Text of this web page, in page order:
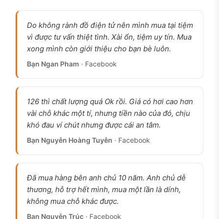
iPhone 14 Plus cũ Siêu lướt, pin 100%, sạc chưa
quá 100 lần, ảnh thật tại cửa hàng 126.vn
iPhone 14 Plus cũ có đáng mua không?
Đáng mua nếu thuộc một trong ba nhóm: cần màn
hình 6,7 inch mà không có ngân sách cho 15 Plus,
ưu tiên pin dùng được 1,5 ngày không cần sạc dọc
đường, hoặc không quan tâm Dynamic Island hay
Apple Intelligence. iPhone 14 Plus ra mắt tháng
10/2022, nhưng A15 Bionic vẫn đủ mượt cho mọi
tác vụ văn phòng, mạng xã hội, xem phim, chụp
ảnh thông thường mà không giật trễ.
Do không rành đồ điện tử nên mình mua tại tiệm
vì được tư vấn thiệt tình. Xài ổn, tiệm uy tín. Mua
xong mình còn giới thiệu cho bạn bè luôn.
Bạn Ngan Pham · Facebook
126 thì chất lượng quá Ok rồi. Giá có hơi cao hơn
vài chỗ khác một tí, nhưng tiền nào của đó, chịu
khó đau ví chút nhưng được cái an tâm.
Bạn Nguyễn Hoàng Tuyên · Facebook
Đã mua hàng bên anh chủ 10 năm. Anh chủ dễ
thương, hỗ trợ hết mình, mua một lần là dính,
không mua chỗ khác được.
Bạn Nguyễn Trúc · Facebook